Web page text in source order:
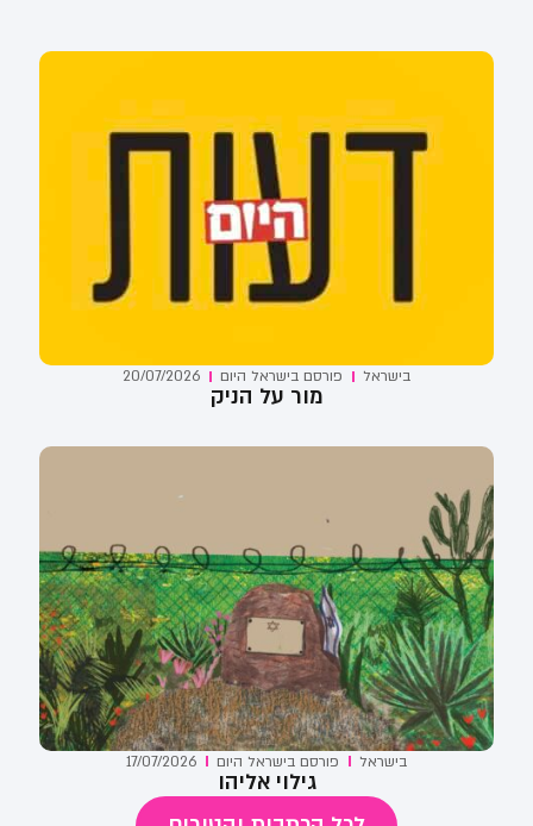
בישראל פורסם בישראל היום 20/07/2026
מור על הניק
בישראל פורסם בישראל היום 17/07/2026
גילוי אליהו